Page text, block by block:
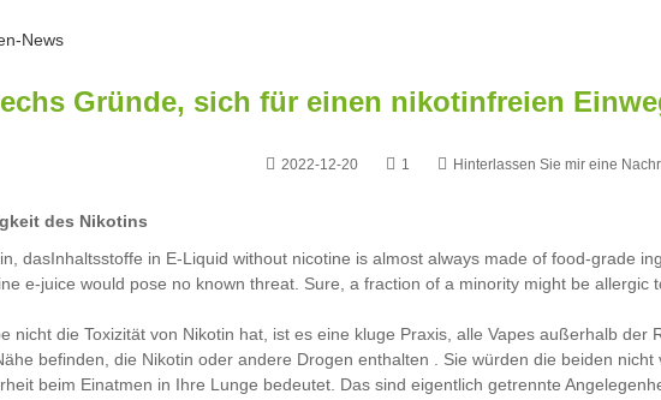
News
Gründe, sich für einen nikotinfreien
2022-12-20 1 Hinterlassen Sie mir eine
des Nikotins
dasInhaltsstoffe in E-Liquid without nicotine is almost always made of food-grade
e-juice would pose no known threat. Sure, a fraction of a minority might be allergic
nicht die Toxizität von Nikotin hat, ist es eine kluge Praxis, alle Vapes außerhalb
befinden, die Nikotin oder andere Drogen enthalten . Sie würden die beiden
beim Einatmen in Ihre Lunge bedeutet. Das sind eigentlich getrennte